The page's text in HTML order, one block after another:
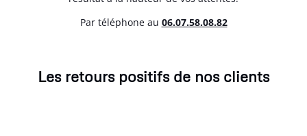
Par téléphone au 06.07.58.08.82
Les retours positifs de nos clients